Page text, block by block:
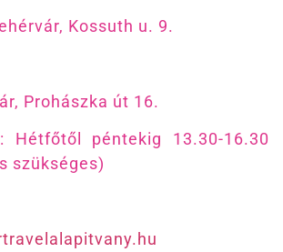
Kossuth u. 9.
Prohászka út 16.
Hétfőtől péntekig 13.30-16.30
szükséges)